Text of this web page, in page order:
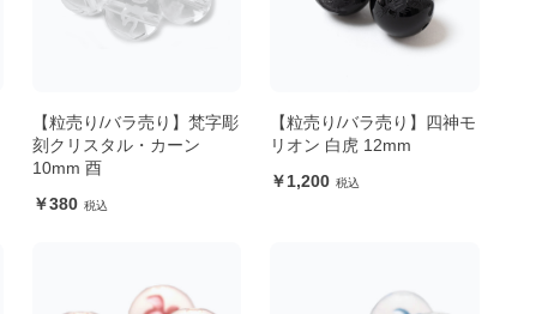
【粒売り/バラ売り】梵字彫
刻クリスタル・カーン
10mm 酉
380
【粒売り/バラ売り】四神モ
リオン 白虎 12mm
1,200